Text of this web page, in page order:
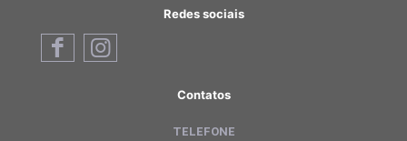
Redes sociais
Contatos
TELEFONE